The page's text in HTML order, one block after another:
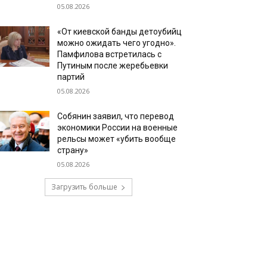
05.08.2026
«От киевской банды детоубийц
можно ожидать чего угодно».
Памфилова встретилась с
Путиным после жеребьевки
партий
05.08.2026
Собянин заявил, что перевод
экономики России на военные
рельсы может «убить вообще
страну»
05.08.2026
Загрузить больше